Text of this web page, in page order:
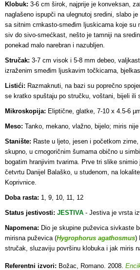
Klobuk: 3-6 cm širok, najprije je konveksan,
naglašeno ispupči na ulegnutoj sredini, slabo
sa sitnim crnkasto-smeđim ljuskicama koje su
siv do sivo-smećkast, nešto je tamniji na
ponekad malo narebran i nazubljen.
Stručak: 3-7 cm visok i 5-8 mm debeo,
izraženim smeđim ljuskavim točkicama,
Listići: Razmaknuti, na bazi su poprečno
se kratko spuštaju po stručku, voštani, bijeli ili
Mikroskopija: Eliptične, glatke, 7-10 x 4.5-6
Meso: Tanko, mekano, vlažno, bijelo; miris
Stanište: Raste u ljeto, jesen i početkom
skupno, u crnogoričnim šumama obično u
bogatim hranjivim tvarima. Prve tri slike snimio
četvrtu Danijel Balaško, u studenom, na
Koprivnice.
Doba rasta: 1, 9, 10, 11, 12
Status jestivosti: JESTIVA - Jestiva je vrsta
Napomena: Dio je skupine puževica sivkaste
mirisna puževica (Hygrophorus agathosmus)
stručak, sluzaviju površinu klobuka i jak miris
Referentni izvori: Božac, Romano. 2008.